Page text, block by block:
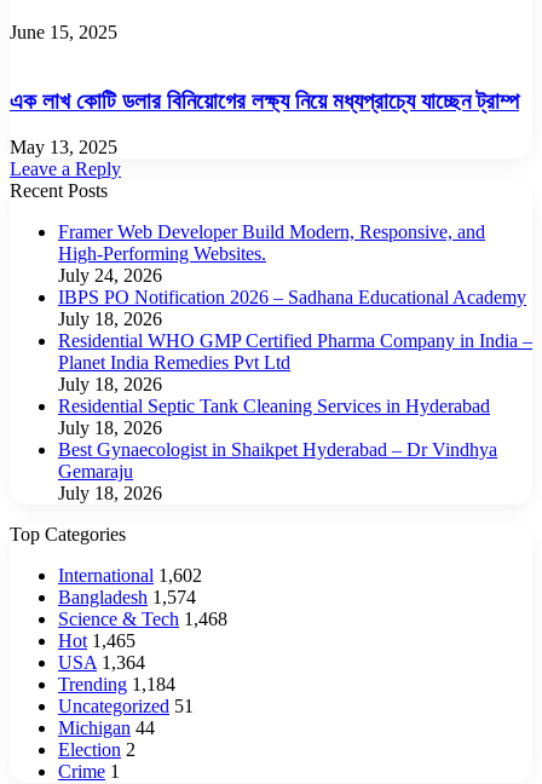
June 15, 2025
এক লাখ কোটি ডলার বিনিয়োগের লক্ষ্য নিয়ে মধ্যপ্রাচ্যে যাচ্ছেন ট্রাম্প
May 13, 2025
Leave a Reply
Recent Posts
Framer Web Developer Build Modern, Responsive, and
High-Performing Websites.
July 24, 2026
IBPS PO Notification 2026 – Sadhana Educational Academy
July 18, 2026
Residential WHO GMP Certified Pharma Company in India –
Planet India Remedies Pvt Ltd
July 18, 2026
Residential Septic Tank Cleaning Services in Hyderabad
July 18, 2026
Best Gynaecologist in Shaikpet Hyderabad – Dr Vindhya
Gemaraju
July 18, 2026
Top Categories
International 1,602
Bangladesh 1,574
Science & Tech 1,468
Hot 1,465
USA 1,364
Trending 1,184
Uncategorized 51
Michigan 44
Election 2
Crime 1